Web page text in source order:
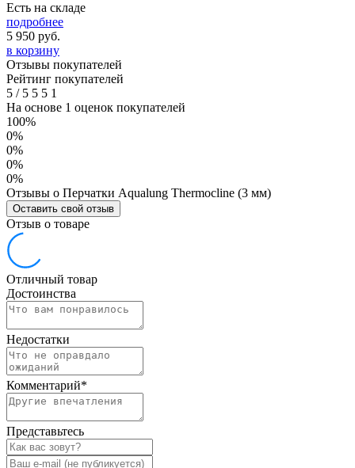
Есть на складе
подробнее
5 950 руб.
в корзину
Отзывы покупателей
Рейтинг покупателей
5 /5 5 5 1
На основе 1 оценок покупателей
100%
0%
0%
0%
0%
Отзывы о Перчатки Aqualung Thermocline (3 мм)
Оставить свой отзыв
Отзыв о товаре
Отличный товар
Достоинства
Недостатки
Комментарий*
Представьтесь